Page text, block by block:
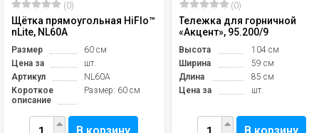
(0)
Щётка прямоугольная HiFlo™
nLite, NL60A
Размер
60 см
Цена за
шт.
Артикул
NL60A
Короткое
описание
Размер: 60 см
(0)
Тележка для горничной
«Акцент», 95.200/9
Высота
104 см
Ширина
59 см
Длина
85 см
Цена за
шт.